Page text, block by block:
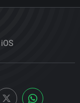
iOS